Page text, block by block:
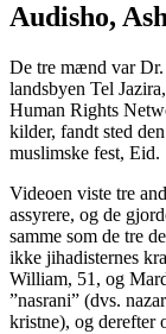
Audisho,
De tre mænd var
landsbyen Tel
Human Rights
kilder, fandt sted
muslimske fest, Eid.
Videoen viste tre
assyrere, og de
samme som de tre
ikke jihadisternes
William, 51, og
”nasrani” (dvs.
kristne), og derefter